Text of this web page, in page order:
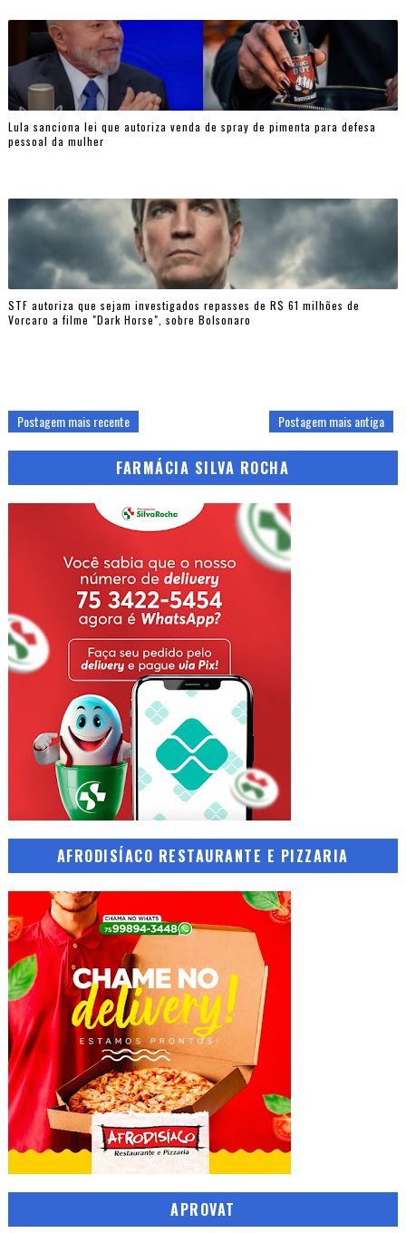
Lula sanciona lei que autoriza venda de spray de pimenta para defesa
pessoal da mulher
STF autoriza que sejam investigados repasses de R$ 61 milhões de
Vorcaro a filme "Dark Horse", sobre Bolsonaro
Postagem mais recente Postagem mais antiga
FARMÁCIA SILVA ROCHA
AFRODISÍACO RESTAURANTE E PIZZARIA
APROVAT